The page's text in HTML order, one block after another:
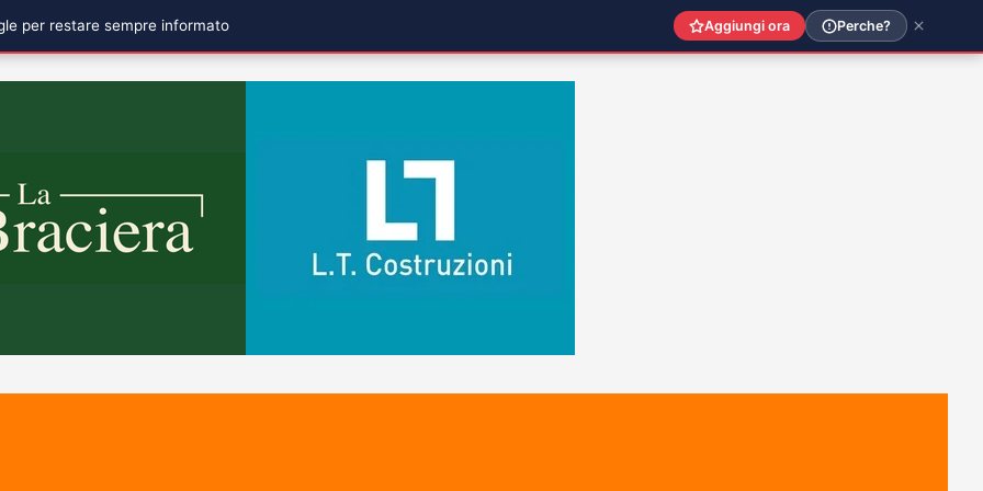
per restare sempre informato Aggiungi ora Perche?